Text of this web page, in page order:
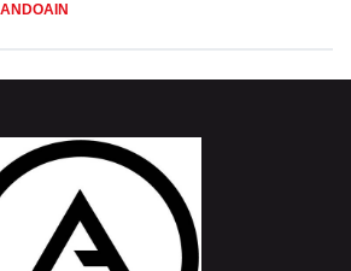
ANDOAIN